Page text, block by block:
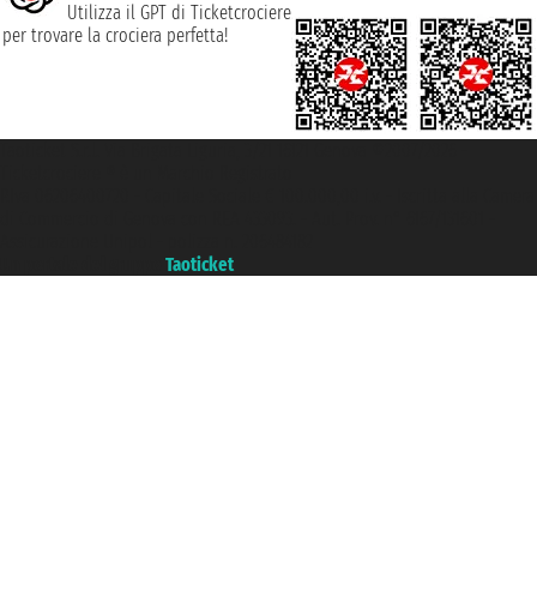
Utilizza il GPT di Ticketcrociere
per trovare la crociera perfetta!
Taoticket